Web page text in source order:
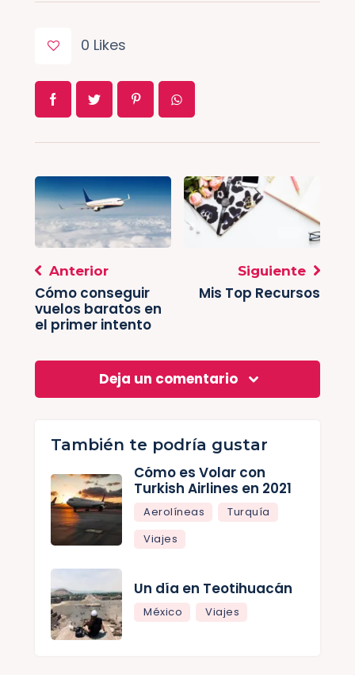
0 Likes
Anterior
Cómo conseguir
vuelos baratos en
el primer intento
Siguiente
Mis Top Recursos
Deja un comentario
También te podría gustar
Cómo es Volar con
Turkish Airlines en 2021
Aerolíneas
Turquía
Viajes
Un día en Teotihuacán
México Viajes